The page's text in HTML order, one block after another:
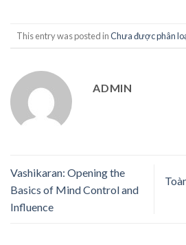
This entry was posted inChưa được phân
ADMIN
Vashikaran: Opening the
Basics of Mind Control and
Influence